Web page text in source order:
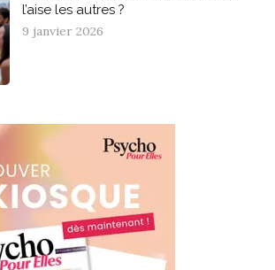
l’aise les autres ?
9 janvier 2026